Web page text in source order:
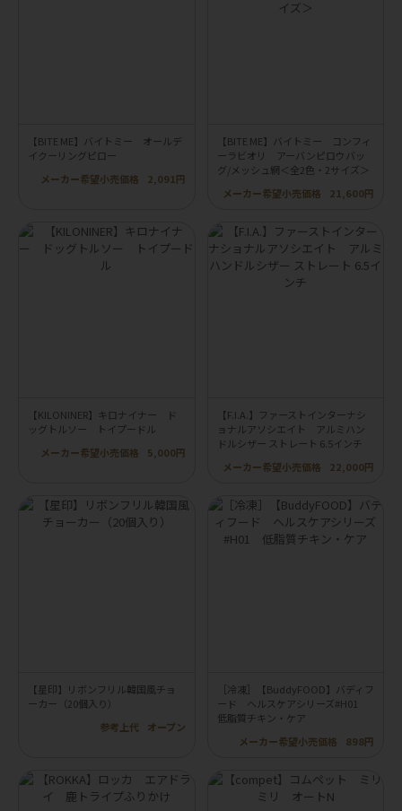
【BITE ME】バイトミー オールデ
イクーリングピロー
メーカー希望小売価格
2,091円
【BITE ME】バイトミー コンフィ
ーラビオリ アーバンピロウバッ
グ/メッシュ網＜全2色・2サイズ＞
メーカー希望小売価格
21,600円
【KILONINER】キロナイナー ド
ッグトルソー トイプードル
メーカー希望小売価格
5,000円
【F.I.A.】ファーストインターナシ
ョナルアソシエイト アルミハン
ドルシザー ストレート 6.5インチ
メーカー希望小売価格
22,000円
【星印】リボンフリル韓国風チョ
ーカー（20個入り）
参考上代
オープン
［冷凍］【BuddyFOOD】バディフ
ード ヘルスケアシリーズ#H01
低脂質チキン・ケア
メーカー希望小売価格
898円